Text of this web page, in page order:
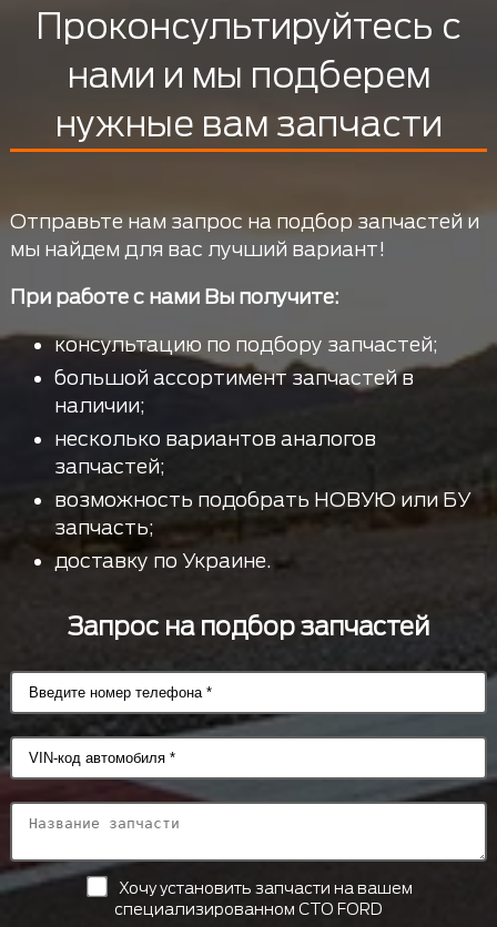
Проконсультируйтесь с
нами и мы подберем
нужные вам запчасти
Отправьте нам запрос на подбор запчастей и
мы найдем для вас лучший вариант!
При работе с нами Вы получите:
консультацию по подбору запчастей;
большой ассортимент запчастей в
наличии;
несколько вариантов аналогов
запчастей;
возможность подобрать НОВУЮ или БУ
запчасть;
доставку по Украине.
Запрос на подбор запчастей
Хочу установить запчасти на вашем
специализированном СТО FORD